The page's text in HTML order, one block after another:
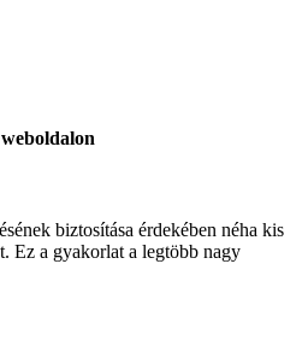
biztosítása érdekében néha kis
Ez a gyakorlat a legtöbb nagy